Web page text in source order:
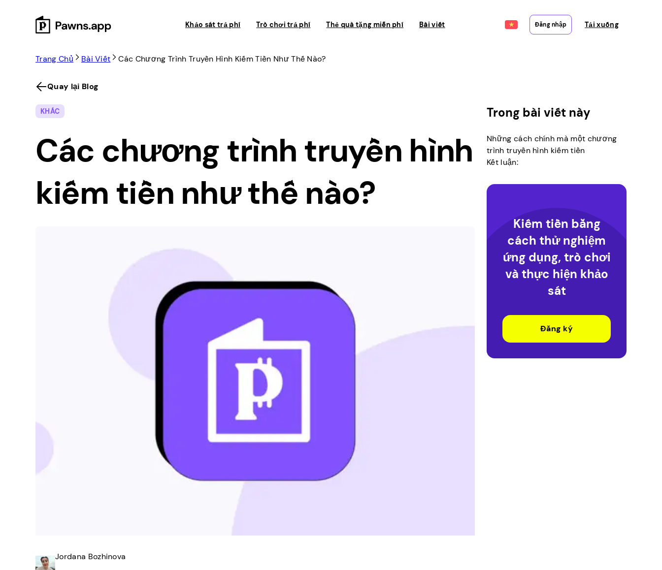
Khảo sát trả phí Trò chơi trả phí Thẻ quà tặng miễn phí Bài viết Đăng nhập Tải xuống
Trang Chủ Bài Viết Các Chương Trình Truyền Hình Kiếm Tiền Như Thế Nào?
Quay lại Blog
KHÁC
Các chương trình truyền hình
kiếm tiền như thế nào?
Jordana Bozhinova
Trong bài viết này
Những cách chính mà một chương
trình truyền hình kiếm tiền
Kết luận:
Kiếm tiền bằng
cách thử nghiệm
ứng dụng, trò chơi
và thực hiện khảo
sát
Đăng ký